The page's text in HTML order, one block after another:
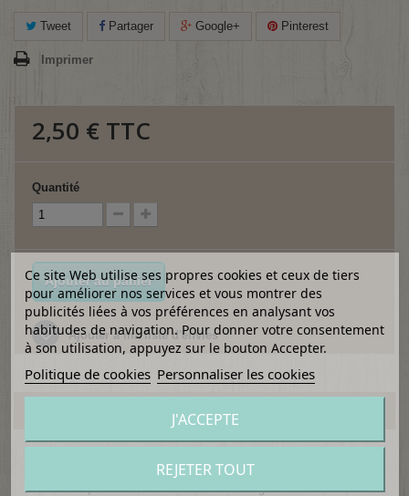
Tweet Partager Google+ Pinterest
Imprimer
2,50 € TTC
Quantité
Ajouter au panier
Ajouter à ma liste d'envies
possible, grâce aux design modernes et aux couleurs de cire
tendance que vous retrouverez dans notre gamme !
Ce site Web utilise ses propres cookies et ceux de tiers
pour améliorer nos services et vous montrer des
publicités liées à vos préférences en analysant vos
habitudes de navigation. Pour donner votre consentement
à son utilisation, appuyez sur le bouton Accepter.
Politique de cookies Personnaliser les cookies
REJETER TOUT
J'ACCEPTE